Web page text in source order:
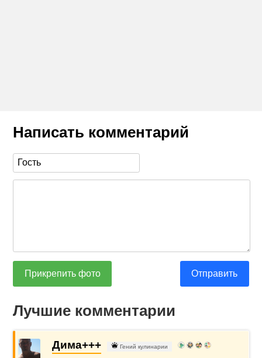
Написать комментарий
Прикрепить фото Отправить
Лучшие комментарии
Дима+++ Гений кулинарии